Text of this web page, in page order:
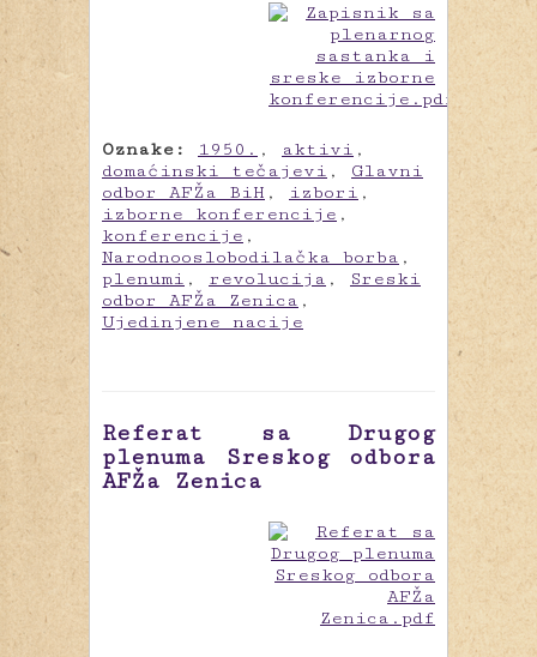
Oznake: 1950. , aktivi ,
domaćinski tečajevi , Glavni
odbor AFŽa BiH , izbori ,
izborne konferencije ,
konferencije ,
Narodnooslobodilačka borba ,
plenumi , revolucija ,
Sreski
odbor AFŽa Zenica ,
Ujedinjene nacije
Referat sa Drugog
plenuma Sreskog odbora
AFŽa Zenica